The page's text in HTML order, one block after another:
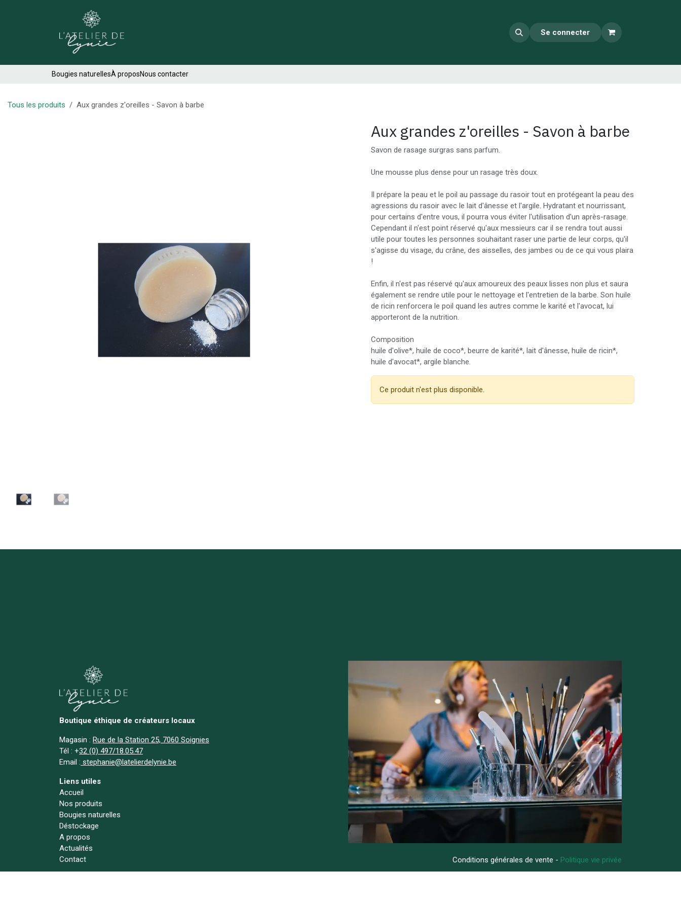
Se connecter
Bougies naturellesÀ proposNous contacter
Tous les produits Aux grandes z'oreilles - Savon à barbe
Aux grandes z'oreilles - Savon à barbe
Savon de rasage surgras sans parfum.
Une mousse plus dense pour un rasage très doux.
Il prépare la peau et le poil au passage du rasoir tout en protégeant la peau des
agressions du rasoir avec le lait d'ânesse et l'argile. Hydratant et nourrissant,
pour certains d'entre vous, il pourra vous éviter l'utilisation d'un après-rasage.
Cependant il n'est point réservé qu'aux messieurs car il se rendra tout aussi
utile pour toutes les personnes souhaitant raser une partie de leur corps, qu'il
s'agisse du visage, du crâne, des aisselles, des jambes ou de ce qui vous plaira
!
Enfin, il n'est pas réservé qu'aux amoureux des peaux lisses non plus et saura
également se rendre utile pour le nettoyage et l'entretien de la barbe. Son huile
de ricin renforcera le poil quand les autres comme le karité et l'avocat, lui
apporteront de la nutrition.
Composition
huile d'olive*, huile de coco*, beurre de karité*, lait d'ânesse, huile de ricin*,
huile d'avocat*, argile blanche.
Ce produit n'est plus disponible.
Boutique éthique de créateurs locaux
Magasin : Rue de la Station 25, 7060 Soignies
Tél : +32 (0) 497/18.05.47
Email : stephanie@latelierdelynie.be
Liens utiles
Accueil
Nos produits
Bougies naturelles
Déstockage
A propos
Actualités
Contact
Conditions générales de vente - Politique vie privée